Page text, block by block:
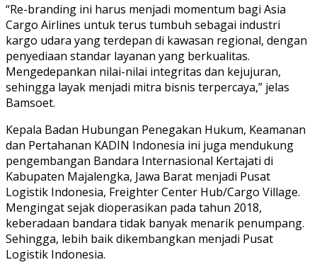
“Re-branding ini harus menjadi momentum bagi Asia
Cargo Airlines untuk terus tumbuh sebagai industri
kargo udara yang terdepan di kawasan regional, dengan
penyediaan standar layanan yang berkualitas.
Mengedepankan nilai-nilai integritas dan kejujuran,
sehingga layak menjadi mitra bisnis terpercaya,” jelas
Bamsoet.
Kepala Badan Hubungan Penegakan Hukum, Keamanan
dan Pertahanan KADIN Indonesia ini juga mendukung
pengembangan Bandara Internasional Kertajati di
Kabupaten Majalengka, Jawa Barat menjadi Pusat
Logistik Indonesia, Freighter Center Hub/Cargo Village.
Mengingat sejak dioperasikan pada tahun 2018,
keberadaan bandara tidak banyak menarik penumpang.
Sehingga, lebih baik dikembangkan menjadi Pusat
Logistik Indonesia.